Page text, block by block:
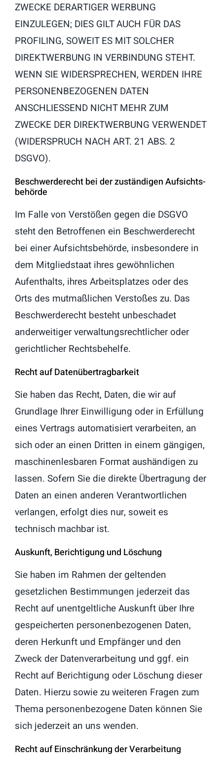
ZWECKE DERARTIGER WERBUNG
EINZULEGEN; DIES GILT AUCH FÜR DAS
PROFILING, SOWEIT ES MIT SOLCHER
DIREKTWERBUNG IN VERBINDUNG STEHT.
WENN SIE WIDERSPRECHEN, WERDEN IHRE
PERSONENBEZOGENEN DATEN
ANSCHLIESSEND NICHT MEHR ZUM
ZWECKE DER DIREKTWERBUNG VERWENDET
(WIDERSPRUCH NACH ART. 21 ABS. 2
DSGVO).
Beschwerde­recht bei der zuständigen Aufsichts­
behörde
Im Falle von Verstößen gegen die DSGVO
steht den Betroffenen ein Beschwerderecht
bei einer Aufsichtsbehörde, insbesondere in
dem Mitgliedstaat ihres gewöhnlichen
Aufenthalts, ihres Arbeitsplatzes oder des
Orts des mutmaßlichen Verstoßes zu. Das
Beschwerderecht besteht unbeschadet
anderweitiger verwaltungsrechtlicher oder
gerichtlicher Rechtsbehelfe.
Recht auf Daten­übertrag­barkeit
Sie haben das Recht, Daten, die wir auf
Grundlage Ihrer Einwilligung oder in Erfüllung
eines Vertrags automatisiert verarbeiten, an
sich oder an einen Dritten in einem gängigen,
maschinenlesbaren Format aushändigen zu
lassen. Sofern Sie die direkte Übertragung der
Daten an einen anderen Verantwortlichen
verlangen, erfolgt dies nur, soweit es
technisch machbar ist.
Auskunft, Berichtigung und Löschung
Sie haben im Rahmen der geltenden
gesetzlichen Bestimmungen jederzeit das
Recht auf unentgeltliche Auskunft über Ihre
gespeicherten personenbezogenen Daten,
deren Herkunft und Empfänger und den
Zweck der Datenverarbeitung und ggf. ein
Recht auf Berichtigung oder Löschung dieser
Daten. Hierzu sowie zu weiteren Fragen zum
Thema personenbezogene Daten können Sie
sich jederzeit an uns wenden.
Recht auf Einschränkung der Verarbeitung